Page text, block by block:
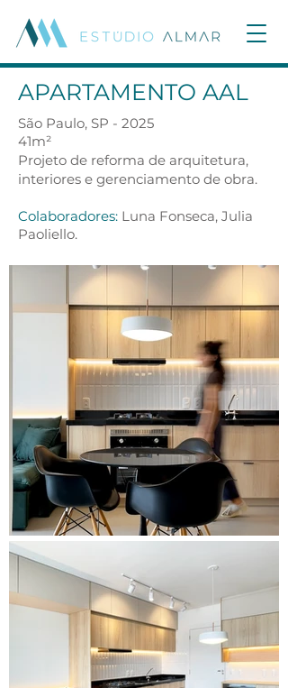
APARTAMENTO AAL
São Paulo, SP - 2025
41m²
Projeto de reforma de arquitetura,
interiores e gerenciamento de obra.
Colaboradores: Luna Fonseca, Julia
Paoliello.